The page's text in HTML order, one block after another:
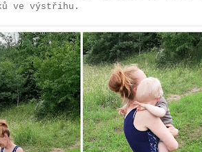
ve výstřihu.